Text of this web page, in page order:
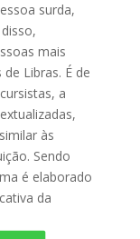
surda,
mais
Libras. É de
a
às
Sendo
é elaborado
da